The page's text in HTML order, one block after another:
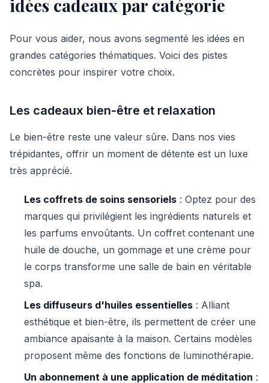
idées cadeaux par catégorie
Pour vous aider, nous avons segmenté les idées en
grandes catégories thématiques. Voici des pistes
concrètes pour inspirer votre choix.
Les cadeaux bien-être et relaxation
Le bien-être reste une valeur sûre. Dans nos vies
trépidantes, offrir un moment de détente est un luxe
très apprécié.
Les coffrets de soins sensoriels : Optez pour des
marques qui privilégient les ingrédients naturels et
les parfums envoûtants. Un coffret contenant une
huile de douche, un gommage et une crème pour
le corps transforme une salle de bain en véritable
spa.
Les diffuseurs d'huiles essentielles : Alliant
esthétique et bien-être, ils permettent de créer une
ambiance apaisante à la maison. Certains modèles
proposent même des fonctions de luminothérapie.
Un abonnement à une application de méditation :